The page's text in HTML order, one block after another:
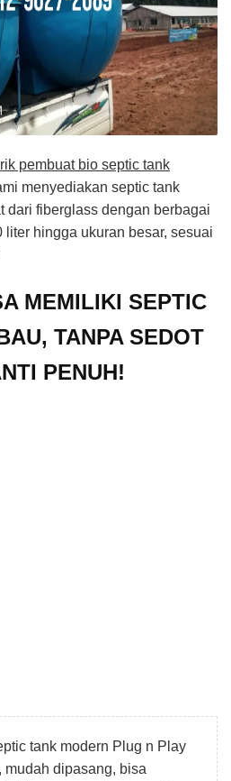
pembuat bio septic tank
menyediakan septic tank
dari fiberglass dengan berbagai
liter hingga ukuran besar, sesuai
MEMILIKI SEPTIC
TANPA SEDOT
PENUH!
tank modern Plug n Play
dipasang, bisa